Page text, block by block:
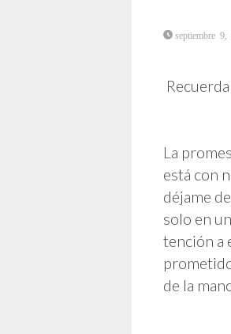
septiembre 9,
La
está con
déjame
solo en
tención a
de la